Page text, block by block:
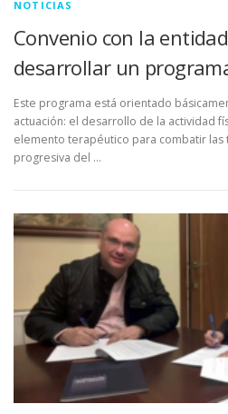
NOTICIAS
Convenio con la
desarrollar un
Este programa está orientado
actuación: el desarrollo de la actividad
elemento terapéutico para combatir las
progresiva del …